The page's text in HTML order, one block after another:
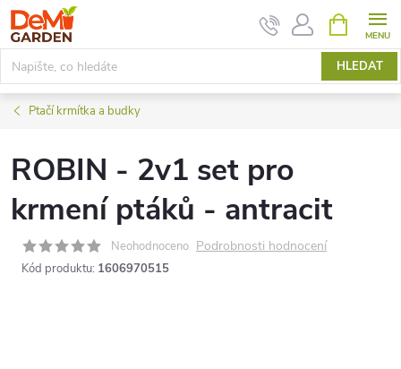
Přejít
na
obsah
HLEDAT
NÁKUPNÍ
KOŠÍK
Ptačí krmítka a budky
ROBIN - 2v1 set pro
krmení ptáků - antracit
Neohodnoceno Podrobnosti hodnocení
Kód produktu: 1606970515